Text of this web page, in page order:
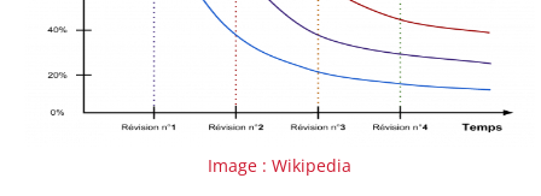
Image : Wikipedia